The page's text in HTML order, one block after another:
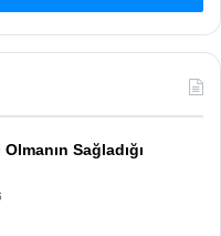
Sağladığı